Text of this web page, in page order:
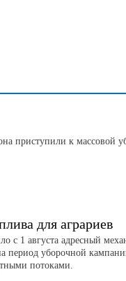
приступили к массовой
для аграриев
с 1 августа адресный
период уборочной
потоками.